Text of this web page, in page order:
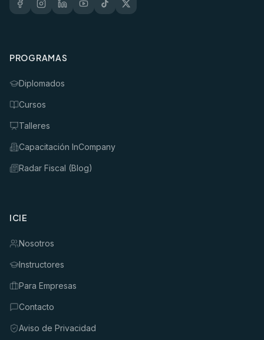
PROGRAMAS
Diplomados
Cursos
Talleres
Capacitación InCompany
Radar Fiscal (Blog)
ICIE
Nosotros
Instructores
Para Empresas
Contacto
Aviso de Privacidad